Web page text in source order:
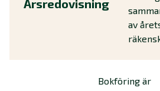
Årsredovisning
av
Bokföring är